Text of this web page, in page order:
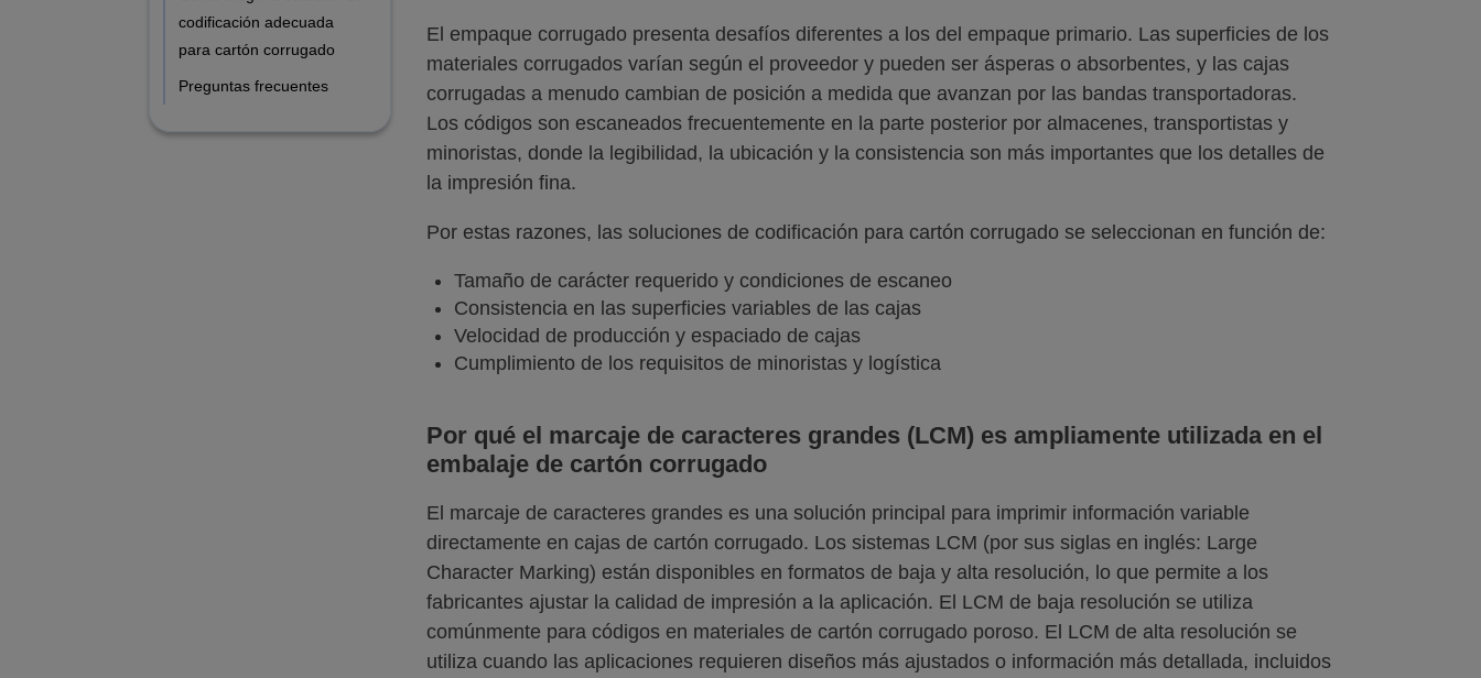
codificación adecuada
para cartón corrugado
Preguntas frecuentes
El empaque corrugado presenta desafíos diferentes a los del empaque primario. Las superficies de los
materiales corrugados varían según el proveedor y pueden ser ásperas o absorbentes, y las cajas
corrugadas a menudo cambian de posición a medida que avanzan por las bandas transportadoras.
Los códigos son escaneados frecuentemente en la parte posterior por almacenes, transportistas y
minoristas, donde la legibilidad, la ubicación y la consistencia son más importantes que los detalles de
la impresión fina.
Por estas razones, las soluciones de codificación para cartón corrugado se seleccionan en función de:
Tamaño de carácter requerido y condiciones de escaneo
Consistencia en las superficies variables de las cajas
Velocidad de producción y espaciado de cajas
Cumplimiento de los requisitos de minoristas y logística
Por qué el marcaje de caracteres grandes (LCM) es ampliamente utilizada en el
embalaje de cartón corrugado
El marcaje de caracteres grandes es una solución principal para imprimir información variable
directamente en cajas de cartón corrugado. Los sistemas LCM (por sus siglas en inglés: Large
Character Marking) están disponibles en formatos de baja y alta resolución, lo que permite a los
fabricantes ajustar la calidad de impresión a la aplicación. El LCM de baja resolución se utiliza
comúnmente para códigos en materiales de cartón corrugado poroso. El LCM de alta resolución se
utiliza cuando las aplicaciones requieren diseños más ajustados o información más detallada, incluidos